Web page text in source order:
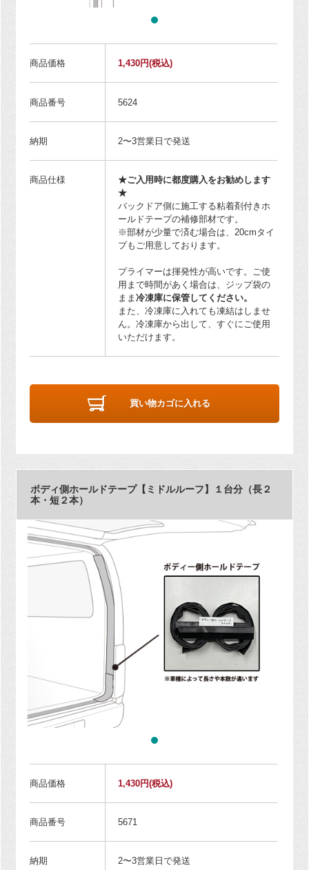
商品価格 1,430円(税込)
商品番号 5624
納期 2〜3営業日で発送
商品仕様
★ご入用時に都度購入をお勧めします
★
バックドア側に施工する粘着剤付きホ
ールドテープの補修部材です。
※部材が少量で済む場合は、20cmタイ
プもご用意しております。
プライマーは揮発性が高いです。ご使
用まで時間があく場合は、ジップ袋の
まま 冷凍庫に保管してください。
また、冷凍庫に入れても凍結はしませ
ん。冷凍庫から出して、すぐにご使用
いただけます。
買い物カゴに入れる
ボディ側ホールドテープ【ミドルルーフ】１台分（長２
本・短２本）
商品価格 1,430円(税込)
商品番号 5671
納期 2〜3営業日で発送